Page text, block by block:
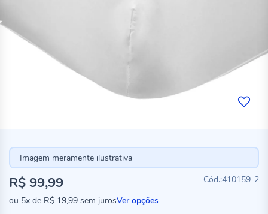
Imagem meramente ilustrativa
410159-2
R$ 99,99
ou 5x de R$ 19,99 sem jurosVer opções